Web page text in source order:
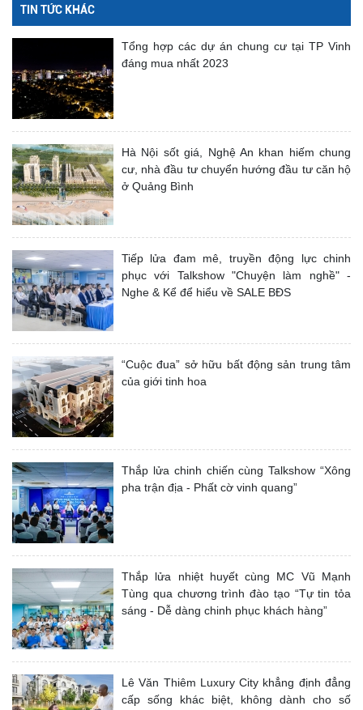
TIN TỨC KHÁC
Tổng hợp các dự án chung cư tại TP Vinh
đáng mua nhất 2023
Hà Nội sốt giá, Nghệ An khan hiếm chung
cư, nhà đầu tư chuyển hướng đầu tư căn hộ
ở Quảng Bình
Tiếp lửa đam mê, truyền động lực chinh
phục với Talkshow "Chuyện làm nghề" -
Nghe & Kể để hiểu về SALE BĐS
“Cuộc đua” sở hữu bất động sản trung tâm
của giới tinh hoa
Thắp lửa chinh chiến cùng Talkshow “Xông
pha trận địa - Phất cờ vinh quang”
Thắp lửa nhiệt huyết cùng MC Vũ Mạnh
Tùng qua chương trình đào tạo “Tự tin tỏa
sáng - Dễ dàng chinh phục khách hàng”
Lê Văn Thiêm Luxury City khẳng định đẳng
cấp sống khác biệt, không dành cho số